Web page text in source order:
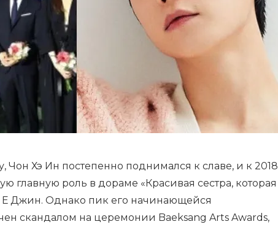
Чон Хэ Ин постепенно поднимался к славе, и к 2018
главную роль в дораме «Красивая сестра, которая
Е Джин. Однако пик его начинающейся
скандалом на церемонии Baeksang Arts Awards,